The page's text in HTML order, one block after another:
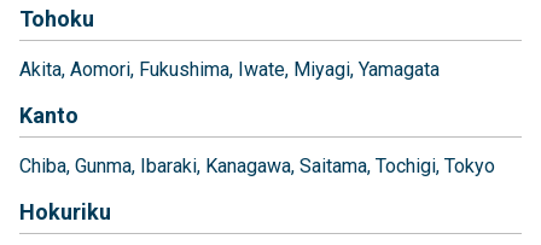
Tohoku
Akita Aomori Fukushima Iwate Miyagi Yamagata
Kanto
Chiba Gunma Ibaraki Kanagawa Saitama Tochigi Tokyo
Hokuriku